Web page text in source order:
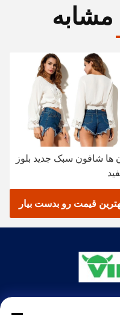
ها شافون سبک جدید بلوز
قیمت رو بدست بیار
CHANGSHA